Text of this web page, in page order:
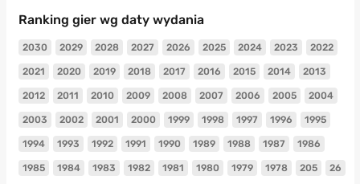
Ranking gier wg daty wydania
2030 2029 2028 2027 2026 2025 2024 2023 2022
2021 2020 2019 2018 2017 2016 2015 2014 2013
2012 2011 2010 2009 2008 2007 2006 2005 2004
2003 2002 2001 2000 1999 1998 1997 1996 1995
1994 1993 1992 1991 1990 1989 1988 1987 1986
1985 1984 1983 1982 1981 1980 1979 1978 205 26